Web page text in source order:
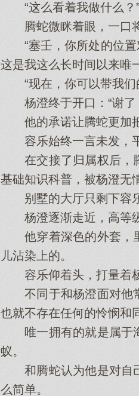
“这么看着我做什么？”
腾蛇微眯着眼，一口将
“塞壬，你所处的位置
这是我这么长时间以来唯
“现在，你可以带我们
杨澄终于开口：“谢了
他的承诺让腾蛇更加把
容乐始终一言未发，平
在交接了归属权后，腾
基础知识科普，被杨澄无
别墅的大厅只剩下容乐
杨澄逐渐走近，高等级
他穿着深色的外套，里
儿沾染上的。
容乐仰着头，打量着杨
不同于和杨澄面对他常
也就不存在任何的怜悯和
唯一拥有的就是属于海
蚁。
和腾蛇认为他是对自己
么简单。